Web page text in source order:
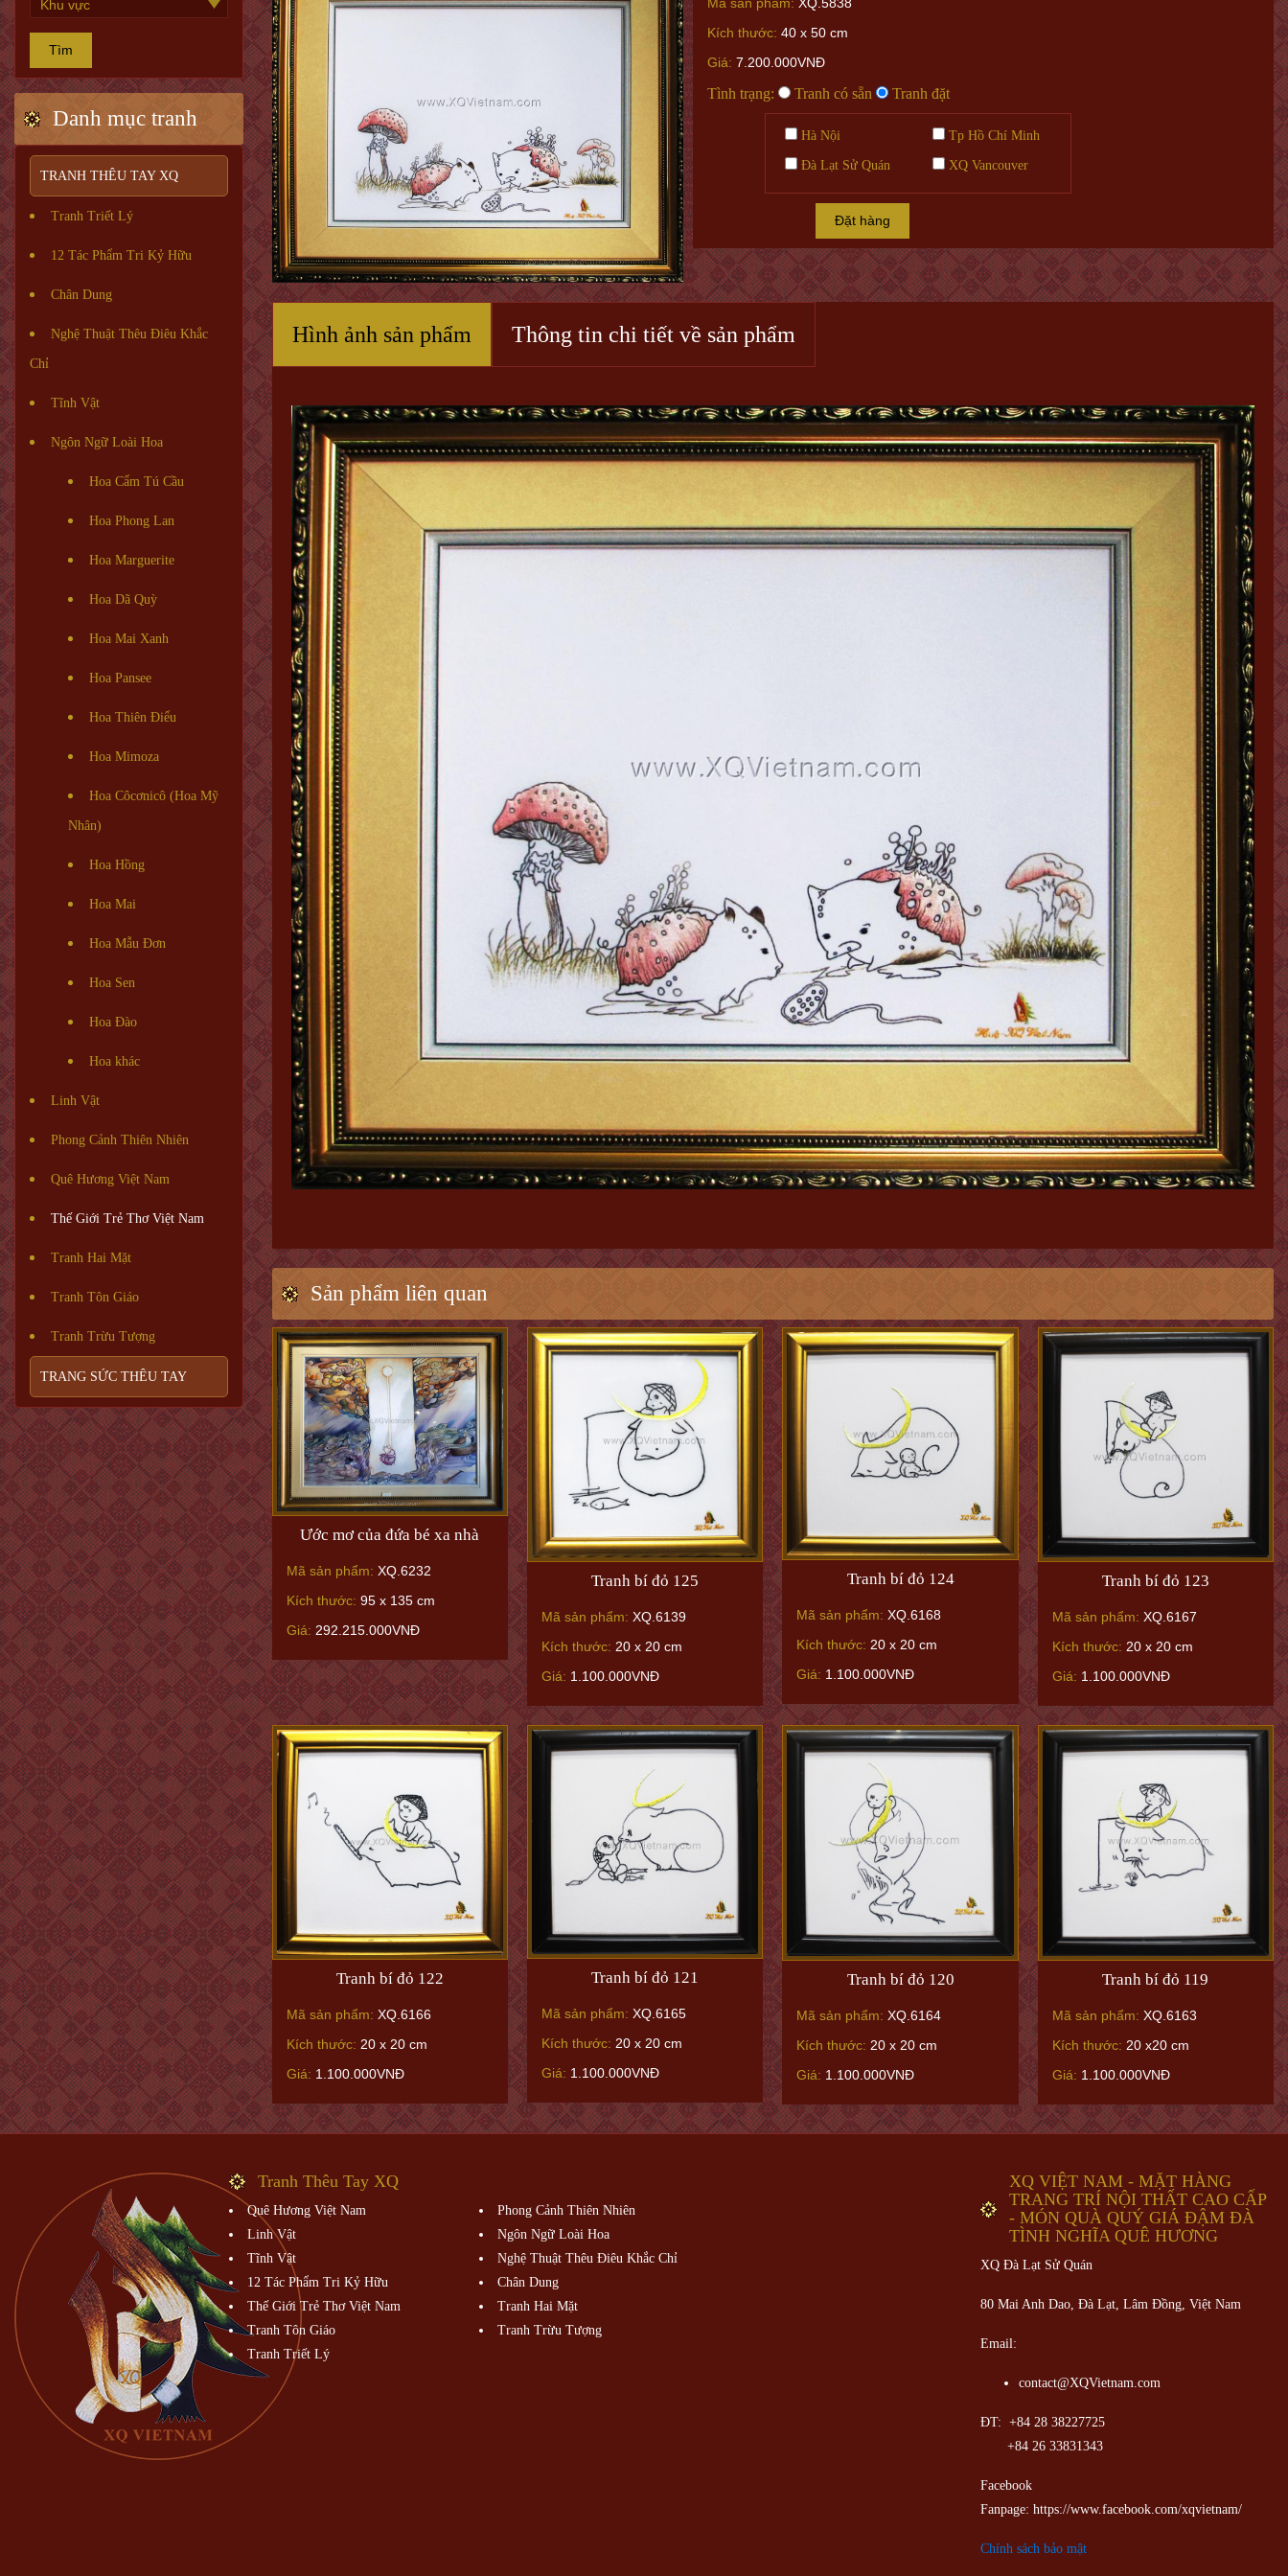
Tìm
Danh mục tranh
TRANH THÊU TAY XQ
Tranh Triết Lý
12 Tác Phẩm Tri Kỷ Hữu
Chân Dung
Nghệ Thuật Thêu Điêu Khắc
Chỉ
Tĩnh Vật
Ngôn Ngữ Loài Hoa
Hoa Cẩm Tú Cầu
Hoa Phong Lan
Hoa Marguerite
Hoa Dã Quỳ
Hoa Mai Xanh
Hoa Pansee
Hoa Thiên Điểu
Hoa Mimoza
Hoa Côcơnicô (Hoa Mỹ
Nhân)
Hoa Hồng
Hoa Mai
Hoa Mẫu Đơn
Hoa Sen
Hoa Đào
Hoa khác
Linh Vật
Phong Cảnh Thiên Nhiên
Quê Hương Việt Nam
Thế Giới Trẻ Thơ Việt Nam
Tranh Hai Mặt
Tranh Tôn Giáo
Tranh Trừu Tượng
TRANG SỨC THÊU TAY
Kích thước: 40 x 50 cm
Giá: 7.200.000VNĐ
Tình trạng: Tranh có sẵn Tranh đặt
Hà Nội Tp Hồ Chí Minh
Đà Lạt Sử Quán XQ Vancouver
Đặt hàng
Hình ảnh sản phẩm Thông tin chi tiết về sản phẩm
Sản phẩm liên quan
Ước mơ của đứa bé xa nhà
Mã sản phẩm: XQ.6232
Kích thước: 95 x 135 cm
Giá: 292.215.000VNĐ
Tranh bí đỏ 125
Mã sản phẩm: XQ.6139
Kích thước: 20 x 20 cm
Giá: 1.100.000VNĐ
Tranh bí đỏ 124
Mã sản phẩm: XQ.6168
Kích thước: 20 x 20 cm
Giá: 1.100.000VNĐ
Tranh bí đỏ 123
Mã sản phẩm: XQ.6167
Kích thước: 20 x 20 cm
Giá: 1.100.000VNĐ
Tranh bí đỏ 122
Mã sản phẩm: XQ.6166
Kích thước: 20 x 20 cm
Giá: 1.100.000VNĐ
Tranh bí đỏ 121
Mã sản phẩm: XQ.6165
Kích thước: 20 x 20 cm
Giá: 1.100.000VNĐ
Tranh bí đỏ 120
Mã sản phẩm: XQ.6164
Kích thước: 20 x 20 cm
Giá: 1.100.000VNĐ
Tranh bí đỏ 119
Mã sản phẩm: XQ.6163
Kích thước: 20 x20 cm
Giá: 1.100.000VNĐ
Tranh Thêu Tay XQ
Quê Hương Việt Nam
Phong Cảnh Thiên Nhiên
Linh Vật
Ngôn Ngữ Loài Hoa
Tĩnh Vật
Nghệ Thuật Thêu Điêu Khắc Chỉ
12 Tác Phẩm Tri Kỷ Hữu
Chân Dung
Thế Giới Trẻ Thơ Việt Nam
Tranh Hai Mặt
Tranh Tôn Giáo
Tranh Trừu Tượng
Tranh Triết Lý
XQ VIỆT NAM - MẶT HÀNG
TRANG TRÍ NỘI THẤT CAO CẤP
- MÓN QUÀ QUÝ GIÁ ĐẬM ĐÀ
TÌNH NGHĨA QUÊ HƯƠNG
XQ Đà Lạt Sử Quán
80 Mai Anh Dao, Đà Lạt, Lâm Đồng, Việt Nam
Email:
contact@XQVietnam.com
ĐT: +84 28 38227725
+84 26 33831343
Facebook
Fanpage: https://www.facebook.com/xqvietnam/
Chính sách bảo mật